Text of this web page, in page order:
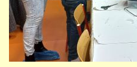
GALERIE
VIDEA - FILMOVÁ TVORBA